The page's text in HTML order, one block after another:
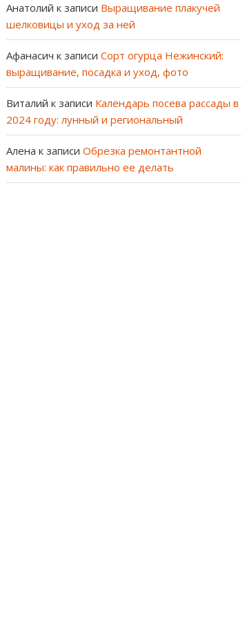
Анатолий к записи Выращивание плакучей
шелковицы и уход за ней
Афанасич к записи Сорт огурца Нежинский:
выращивание, посадка и уход, фото
Виталий к записи Календарь посева рассады в
2024 году: лунный и региональный
Алена к записи Обрезка ремонтантной
малины: как правильно ее делать